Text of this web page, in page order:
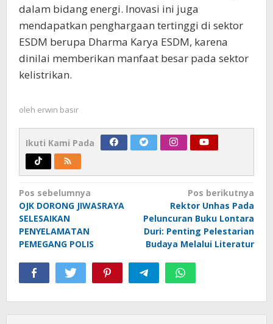
dalam bidang energi. Inovasi ini juga
mendapatkan penghargaan tertinggi di sektor
ESDM berupa Dharma Karya ESDM, karena
dinilai memberikan manfaat besar pada sektor
kelistrikan.
oleh erwin basir
Ikuti Kami Pada
Navigasi
pos
Pos sebelumnya
OJK DORONG JIWASRAYA
SELESAIKAN
PENYELAMATAN
PEMEGANG POLIS
Pos berikutnya
Rektor Unhas Pada
Peluncuran Buku Lontara
Duri: Penting Pelestarian
Budaya Melalui Literatur